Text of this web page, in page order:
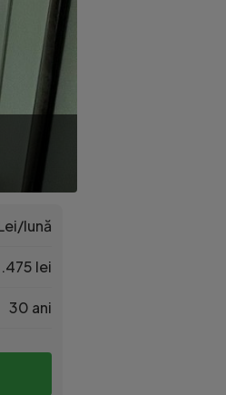
lună
lei
30 ani